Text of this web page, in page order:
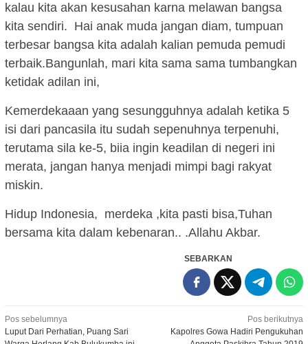
kalau kita akan kesusahan karna melawan bangsa
kita sendiri. Hai anak muda jangan diam, tumpuan
terbesar bangsa kita adalah kalian pemuda pemudi
terbaik.Bangunlah, mari kita sama sama tumbangkan
ketidak adilan ini,
Kemerdekaaan yang sesungguhnya adalah ketika 5
isi dari pancasila itu sudah sepenuhnya terpenuhi,
terutama sila ke-5, biia ingin keadilan di negeri ini
merata, jangan hanya menjadi mimpi bagi rakyat
miskin.
Hidup Indonesia, merdeka ,kita pasti bisa,Tuhan
bersama kita dalam kebenaran.. .Allahu Akbar.
SEBARKAN
Navigasi
Pos sebelumnya
Luput Dari Perhatian, Puang Sari
Pos berikutnya
Kapolres Gowa Hadiri Pengukuhan